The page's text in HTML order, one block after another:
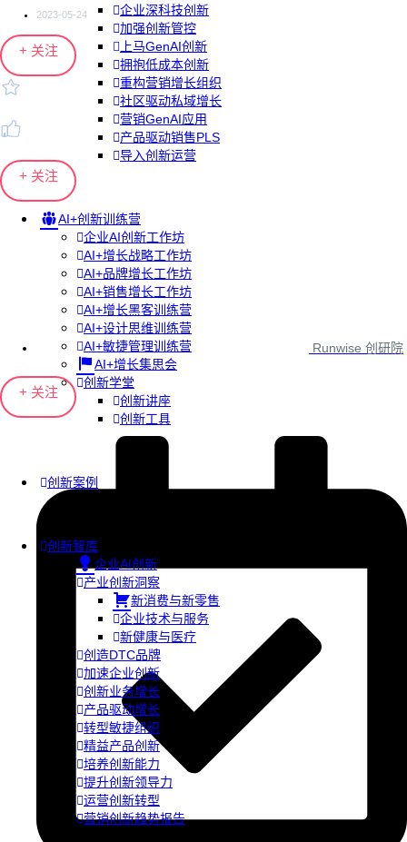
企业深科技创新
加强创新管控
上马GenAI创新
拥抱低成本创新
重构营销增长组织
社区驱动私域增长
营销GenAI应用
产品驱动销售PLS
导入创新运营
AI+创新训练营
企业AI创新工作坊
AI+增长战略工作坊
AI+品牌增长工作坊
AI+销售增长工作坊
AI+增长黑客训练营
AI+设计思维训练营
AI+敏捷管理训练营
AI+增长集思会
创新学堂
创新讲座
创新工具
创新案例
创新智库
企业AI创新
产业创新洞察
新消费与新零售
企业技术与服务
新健康与医疗
创造DTC品牌
加速企业创新
创新业务增长
产品驱动增长
转型敏捷组织
精益产品创新
培养创新能力
提升创新领导力
运营创新转型
营销创新趋势报告
2023-05-24
+ 关注
+ 关注
Runwise 创研院
+ 关注